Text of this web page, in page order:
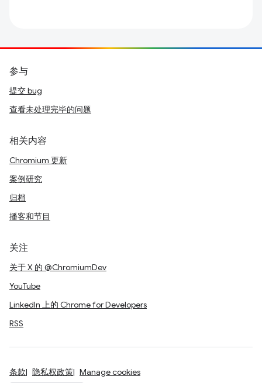
参与
提交 bug
查看未处理完毕的问题
相关内容
Chromium 更新
案例研究
归档
播客和节目
关注
关于 X 的 @ChromiumDev
YouTube
LinkedIn 上的 Chrome for Developers
RSS
条款 隐私权政策 Manage cookies